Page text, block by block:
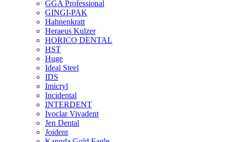
GGA Professional
GINGI-PAK
Hahnenkratt
Heraeus Kulzer
HORICO DENTAL
HST
Huge
Ideal Steel
IDS
Imicryl
Incidental
INTERDENT
Ivoclar Vivadent
Jen Dental
Joident